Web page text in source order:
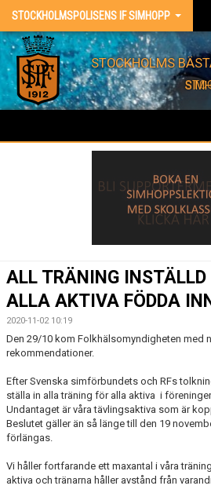
STOCKHOLMSPOLISENS IF SIMHOPP
STOCKHOLMS
BARNKALAS
FÖRENINGSKLÄDER
SKOLOR/FÖRENINGAR
PRESENTKORT
ALL TRÄNING INSTÄLLD
ALLA AKTIVA FÖDDA
2020-11-02 10:19
Den 29/10 kom Folkhälsomyndigheten med
rekommendationer.
Efter Svenska simförbundets och RFs
ställa in alla träning för alla aktiva i
Undantaget är våra tävlingsaktiva som är
Beslutet gäller än så länge till den 19
förlängas.
Vi håller fortfarande ett maxantal i våra
aktiva och tränarna håller avstånd från